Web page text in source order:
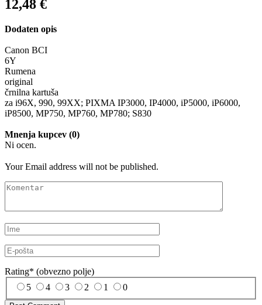
12,48 €
Dodaten opis
Canon BCI
6Y
Rumena
original
črnilna kartuša
za i96X, 990, 99XX; PIXMA IP3000, IP4000, iP5000, iP6000,
iP8500, MP750, MP760, MP780; S830
Mnenja kupcev (0)
Ni ocen.
Your Email address will not be published.
Rating* (obvezno polje)
5
4 3 2 1 0